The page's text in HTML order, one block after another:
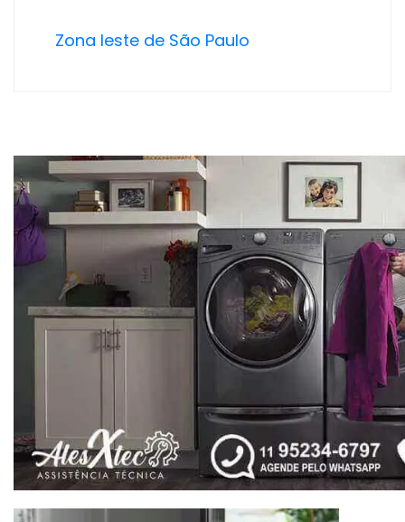
Zona leste de São Paulo